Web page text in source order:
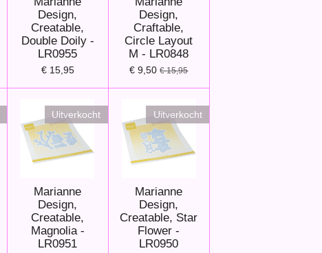
Design,
Creatable,
Double Doily -
LR0955
€ 15,95
Design,
Craftable,
Circle Layout
M - LR0848
€ 9,50 € 15,95
Uitverkocht
Marianne
Design,
Creatable,
Magnolia -
LR0951
Uitverkocht
Marianne
Design,
Creatable, Star
Flower -
LR0950